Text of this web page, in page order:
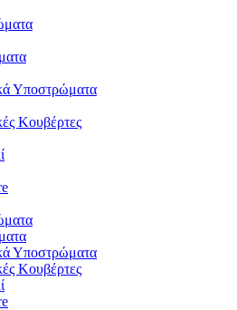
Υποστρώματα
Κουβέρτες
Υποστρώματα
Κουβέρτες